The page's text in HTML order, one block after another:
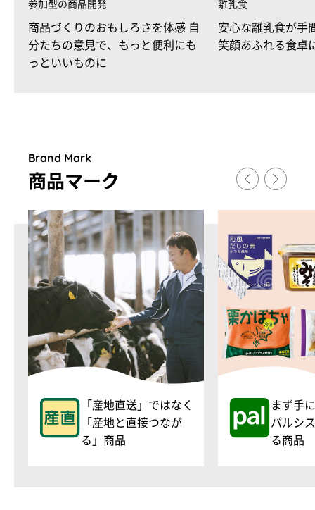
参加型の商品開発
商品づくりのおもしろさを体感 自
分たちの意見で、もっと便利にも
っといいものに
離乳食
安心な離乳食が手
笑顔あふれる食卓
Brand Mark
商品マーク
「産地直送」ではなく
「産地と直接つなが
る」商品
まず手
パルシ
る商品